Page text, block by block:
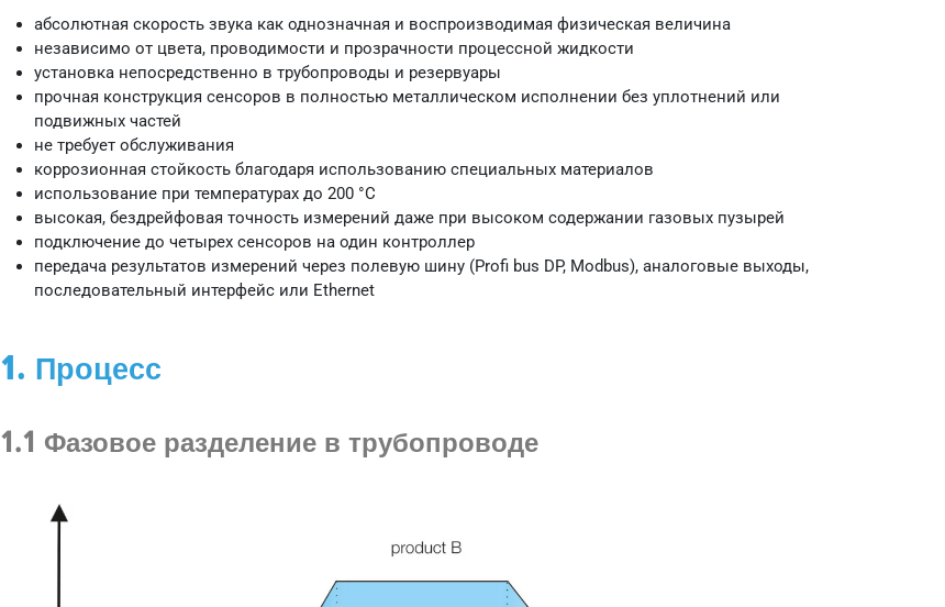
абсолютная скорость звука как однозначная и воспроизводимая физическая величина
независимо от цвета, проводимости и прозрачности процессной жидкости
установка непосредственно в трубопроводы и резервуары
прочная конструкция сенсоров в полностью металлическом исполнении без уплотнений или
подвижных частей
не требует обслуживания
коррозионная стойкость благодаря использованию специальных материалов
использование при температурах до 200 °C
высокая, бездрейфовая точность измерений даже при высоком содержании газовых пузырей
подключение до четырех сенсоров на один контроллер
передача результатов измерений через полевую шину (Profi bus DP, Modbus), аналоговые выходы,
последовательный интерфейс или Ethernet
1. Процесс
1.1 Фазовое разделение в трубопроводе